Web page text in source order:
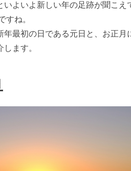
いよいよ新しい年の足跡が聞こえ
すね。
年最初の日である元日と、お正月
ます。